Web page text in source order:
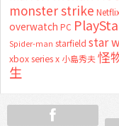
monster strike
overwatch PC
Spider-man starfield star
xbox series x 小島秀夫怪
生